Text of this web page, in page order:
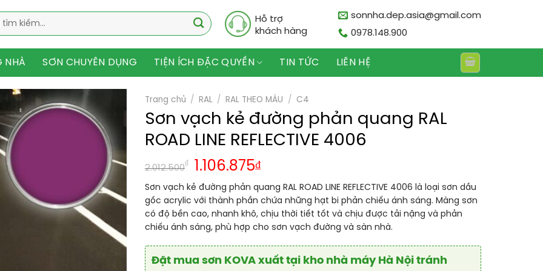
Hỗ trợ
khách hàng
sonnha.dep.asia@gmail.com
0978.148.900
NHÀ SƠN CHUYÊN DỤNG TIỆN ÍCH ĐẶC QUYỀN TIN TỨC LIÊN HỆ
Trang chủ / RAL / RAL THEO MÀU / C4
Sơn vạch kẻ đường phản quang RAL
ROAD LINE REFLECTIVE 4006
2.012.500
₫
Giá
gốc
là:
2.012.500₫.
1.106.875₫Giá
hiện
tại
là:
1.106.875₫.
Sơn vạch kẻ đường phản quang RAL ROAD LINE REFLECTIVE 4006 là loại sơn dầu
gốc acrylic với thành phần chứa những hạt bi phản chiếu ánh sáng. Màng sơn
có độ bền cao, nhanh khô, chịu thời tiết tốt và chịu được tải nặng và phản
chiếu ánh sáng, phù hợp cho sơn vạch đường và sàn nhà.
Đặt mua sơn KOVA xuất tại kho nhà máy Hà Nội tránh